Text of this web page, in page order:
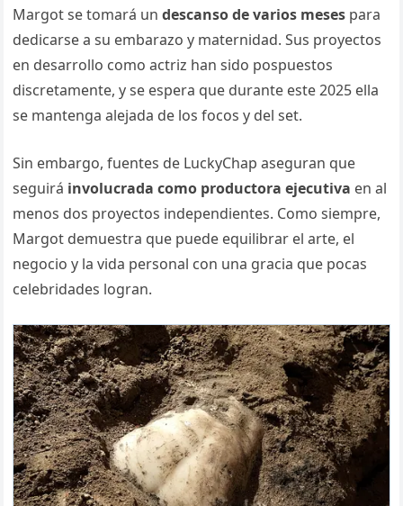
Margot se tomará undescanso de varios meses para
dedicarse a su embarazo y maternidad. Sus proyectos
en desarrollo como actriz han sido pospuestos
discretamente, y se espera que durante este 2025 ella
se mantenga alejada de los focos y del set.
Sin embargo, fuentes de LuckyChap aseguran que
seguirá involucrada como productora ejecutiva en al
menos dos proyectos independientes. Como siempre,
Margot demuestra que puede equilibrar el arte, el
negocio y la vida personal con una gracia que pocas
celebridades logran.